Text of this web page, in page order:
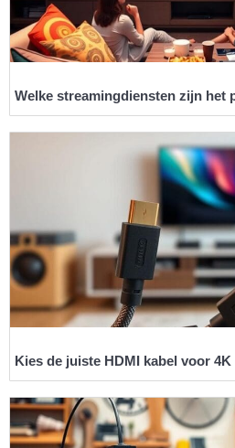
Welke streamingdiensten zijn het
Kies de juiste HDMI kabel voor 4K